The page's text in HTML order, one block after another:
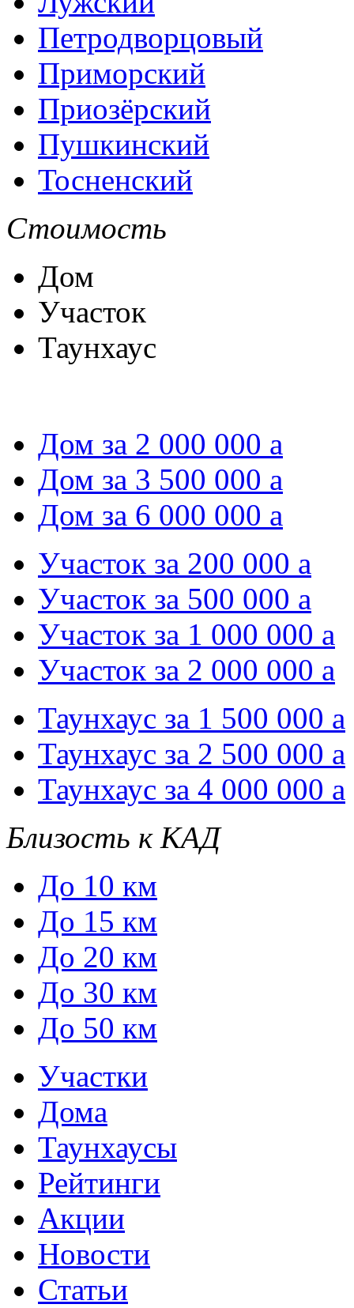
Петродворцовый
Приморский
Приозёрский
Пушкинский
Тосненский
Стоимость
Дом
Участок
Таунхаус
Дом за 2 000 000 a
Дом за 3 500 000 a
Дом за 6 000 000 a
Участок за 200 000 a
Участок за 500 000 a
Участок за 1 000 000 a
Участок за 2 000 000 a
Таунхаус за 1 500 000 a
Таунхаус за 2 500 000 a
Таунхаус за 4 000 000 a
Близость к КАД
До 10 км
До 15 км
До 20 км
До 30 км
До 50 км
Участки
Дома
Таунхаусы
Рейтинги
Акции
Новости
Статьи